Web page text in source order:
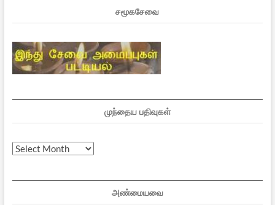
சமூகசேவை
முந்தைய பதிவுகள்
முந்தைய
அண்மையவை